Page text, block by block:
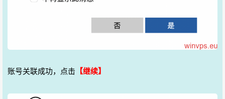
账号关联成功，点击 【继续】